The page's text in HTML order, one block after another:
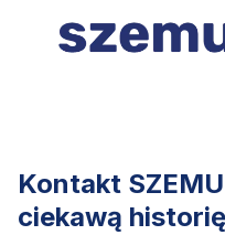
Kontakt
ciekawą